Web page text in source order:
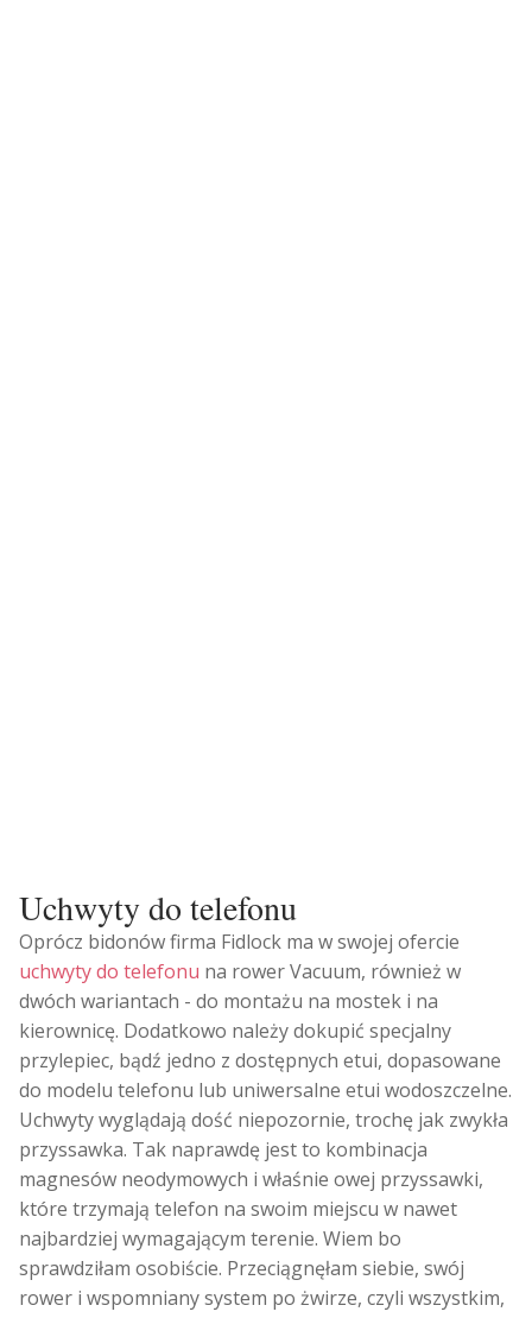
Uchwyty do telefonu
Oprócz bidonów firma Fidlock ma w swojej ofercie
uchwyty do telefonu na rower Vacuum, również w
dwóch wariantach - do montażu na mostek i na
kierownicę. Dodatkowo należy dokupić specjalny
przylepiec, bądź jedno z dostępnych etui, dopasowane
do modelu telefonu lub uniwersalne etui wodoszczelne.
Uchwyty wyglądają dość niepozornie, trochę jak zwykła
przyssawka. Tak naprawdę jest to kombinacja
magnesów neodymowych i właśnie owej przyssawki,
które trzymają telefon na swoim miejscu w nawet
najbardziej wymagającym terenie. Wiem bo
sprawdziłam osobiście. Przeciągnęłam siebie, swój
rower i wspomniany system po żwirze, czyli wszystkim,